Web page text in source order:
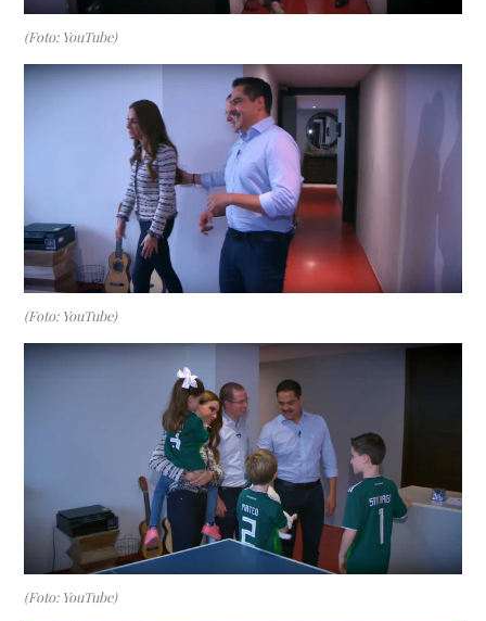
(Foto: YouTube)
(Foto: YouTube)
(Foto: YouTube)